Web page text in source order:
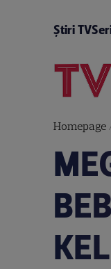
Știri TV
Homepage